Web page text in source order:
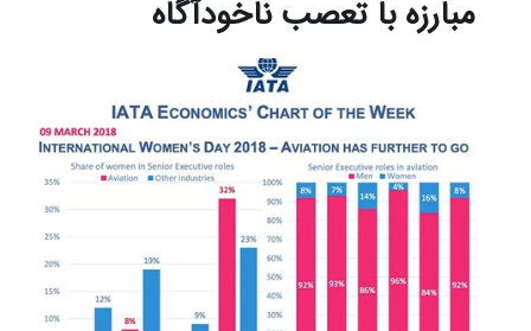
مبارزه با تعصب ناخودآگاه